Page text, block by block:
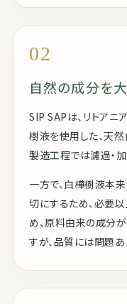
02
自然の成分を
SIP SAPは、リトア
樹液を使用した、天然
製造工程では濾過・
一方で、白樺樹液本
切にするため、必要
め、原料由来の成分
すが、品質には問題あ